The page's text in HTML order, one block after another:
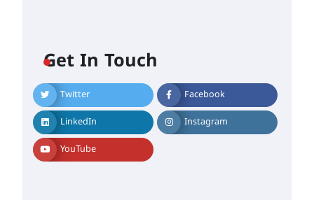
Get In Touch
Twitter Facebook
LinkedIn Instagram
YouTube
തിരനോട്ടം ‘അരങ്ങ് 2026’
ഉണർന്നു
August 8, 2026
ഐ.ടി.യു. ബാങ്കിലെ
നിക്ഷേപകർക്ക് പണം